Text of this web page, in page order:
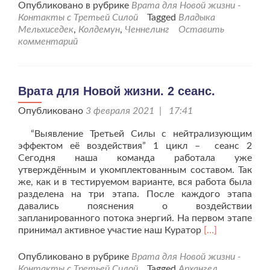
проВрата
для
Новой
Опубликовано в рубрике Врата для Новой жизни -
Контакты с Третьей Силой
Tagged Владыка
Мельхиседек, Колдемун, Ченнелинг
Оставить
комментарий
Врата для Новой жизни. 2 сеанс.
Опубликовано 3 февраля 2021 | 17:41
“Выявление Третьей Силы с нейтрализующим
эффектом её воздействия” 1 цикл – сеанс 2
Сегодня наша команда работала уже
утверждённым и укомплектованным составом. Так
же, как и в тестируемом варианте, вся работа была
разделена на три этапа. После каждого этапа
давались пояснения о воздействии
запланированного потока энергий. На первом этапе
принимал активное участие наш Куратор Читать
проВрата
для
[…]
Опубликовано в рубрике Врата для Новой жизни -